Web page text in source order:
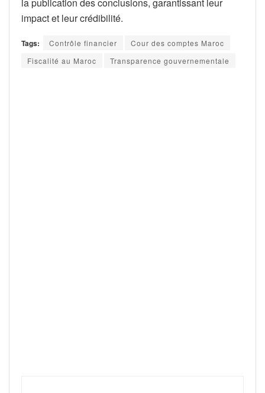
impact et leur crédibilité.
Tags: Contrôle financier
Cour des comptes Maroc
Fiscalité au Maroc
Transparence gouvernementale